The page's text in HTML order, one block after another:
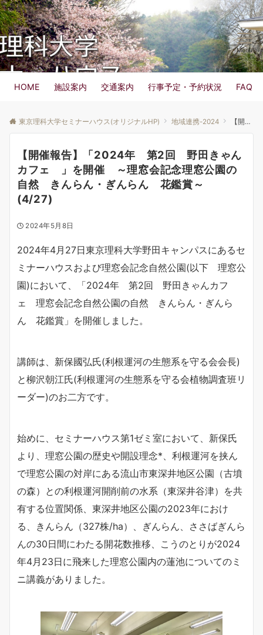
東京理科大学 セミナーハウス
Menu
HOME 施設案内 交通案内 行事予定・予約状況 FAQ
東京理科大学セミナーハウス(オリジナルHP) 地域連携-2024 【開催報告】「2024年 第2回 野田きゃんカフェ 」を開催 ～理窓会記念理窓公園の自然 きんらん・ぎんらん 花鑑賞～ (4/27)
【開催報告】「2024年 第2回 野田きゃん
カフェ 」を開催 ～理窓会記念理窓公園の
自然 きんらん・ぎんらん 花鑑賞～
(4/27)
2024年5月8日
2024年4月27日東京理科大学野田キャンパスにあるセ
ミナーハウスおよび理窓会記念自然公園(以下 理窓公
園)において、「2024年 第2回 野田きゃんカフ
ェ 理窓会記念自然公園の自然 きんらん・ぎんら
ん 花鑑賞」を開催しました。
講師は、新保國弘氏(利根運河の生態系を守る会会長)
と柳沢朝江氏(利根運河の生態系を守る会植物調査班リ
ーダー)のお二方です。
始めに、セミナーハウス第1ゼミ室において、新保氏
より、理窓公園の歴史や開設理念*、利根運河を挟ん
で理窓公園の対岸にある流山市東深井地区公園（古墳
の森）との利根運河開削前の水系（東深井谷津）を共
有する位置関係、東深井地区公園の2023年におけ
る、きんらん（327株/ha）、ぎんらん、ささばぎんら
んの30日間にわたる開花数推移、こうのとりが2024
年4月23日に飛来した理窓公園内の蓮池についてのミ
ニ講義がありました。